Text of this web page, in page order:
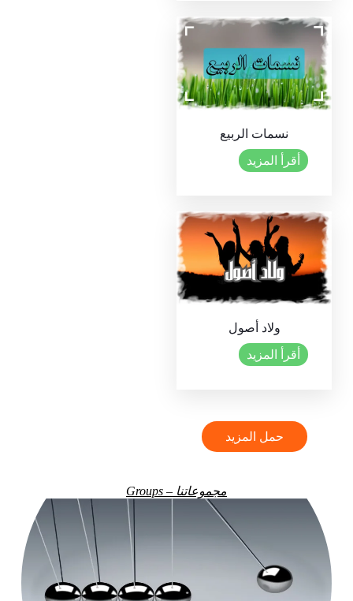
نسمات الربيع
أقرأ المزيد
ولاد أصول
أقرأ المزيد
حمل المزيد
مجموعاتنا – Groups